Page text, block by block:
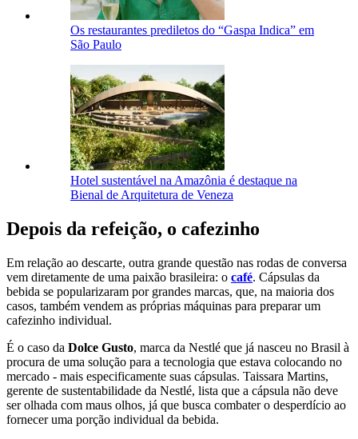
Os restaurantes prediletos do “Gaspa Indica” em
São Paulo
Hotel sustentável na Amazônia é destaque na
Bienal de Arquitetura de Veneza
Depois da refeição, o cafezinho
Em relação ao descarte, outra grande questão nas rodas de conversa
vem diretamente de uma paixão brasileira: o café. Cápsulas da
bebida se popularizaram por grandes marcas, que, na maioria dos
casos, também vendem as próprias máquinas para preparar um
cafezinho individual.
É o caso da Dolce Gusto, marca da Nestlé que já nasceu no Brasil à
procura de uma solução para a tecnologia que estava colocando no
mercado - mais especificamente suas cápsulas. Taissara Martins,
gerente de sustentabilidade da Nestlé, lista que a cápsula não deve
ser olhada com maus olhos, já que busca combater o desperdício ao
fornecer uma porção individual da bebida.